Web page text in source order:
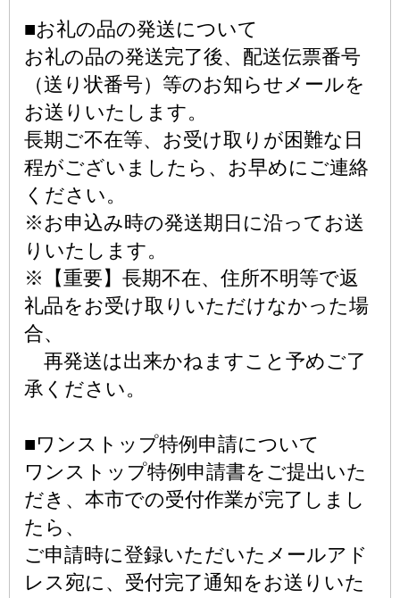
■お礼の品の発送について
お礼の品の発送完了後、配送伝票番号
（送り状番号）等のお知らせメールを
お送りいたします。
長期ご不在等、お受け取りが困難な日
程がございましたら、お早めにご連絡
ください。
※お申込み時の発送期日に沿ってお送
りいたします。
※【重要】長期不在、住所不明等で返
礼品をお受け取りいただけなかった場
合、
再発送は出来かねますこと予めご了
承ください。
■ワンストップ特例申請について
ワンストップ特例申請書をご提出いた
だき、本市での受付作業が完了しまし
たら、
ご申請時に登録いただいたメールアド
レス宛に、受付完了通知をお送りいた